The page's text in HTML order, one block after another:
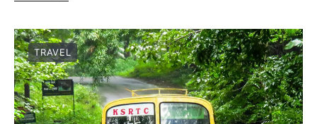
TRAVEL